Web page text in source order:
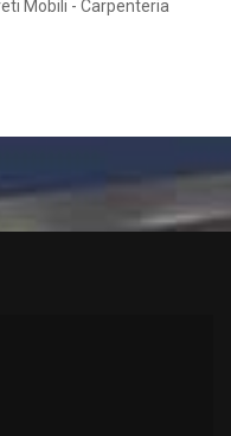
Mobili - Carpenteria